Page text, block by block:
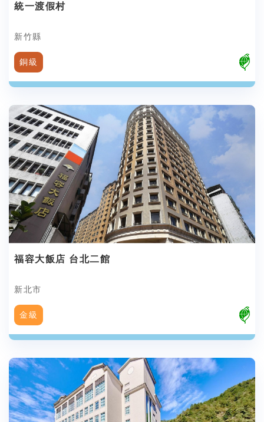
統一渡假村
新竹縣
銅級
福容大飯店 台北二館
新北市
金級